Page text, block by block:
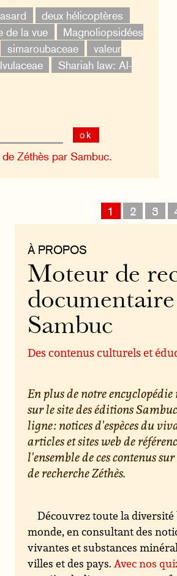
deux hélicoptères
de la vue
Magnoliopsidées
simaroubaceae
valeur
Shariah law: Al-
ok
Zéthès par Sambuc.
1 2 3
À PROPOS
Moteur de
Sambuc
Des contenus culturels et
En plus de notre
sur le site des éditions
ligne : notices d'espèces du
articles et sites web de
l'ensemble de ces contenus
de recherche Zéthès.
Découvrez toute la
monde, en consultant des
vivantes et substances
villes et des pays. Avec nos